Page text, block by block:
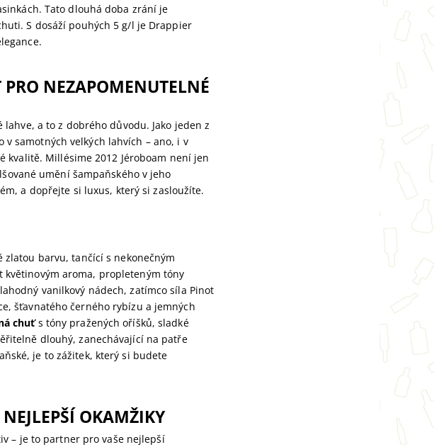
Tato dlouhá doba zrání je
S dosáží pouhých 5 g/l je Drappier
NEZAPOMENUTELNÉ
a to z dobrého důvodu. Jako jeden z
samotných velkých lahvích – ano, i v
kvalitě. Millésime 2012 Jéroboam není jen
umění šampaňského v jeho
a dopřejte si luxus, který si zasloužíte.
zlatou barvu, tančící s nekonečným
aroma, propleteným tóny
vanilkový nádech, zatímco síla Pinot
šťavnatého černého rybízu a jemných
chuťs tóny pražených oříšků, sladké
dlouhý, zanechávající na patře
je to zážitek, který si budete
OKAMŽIKY
– je to partner pro vaše nejlepší